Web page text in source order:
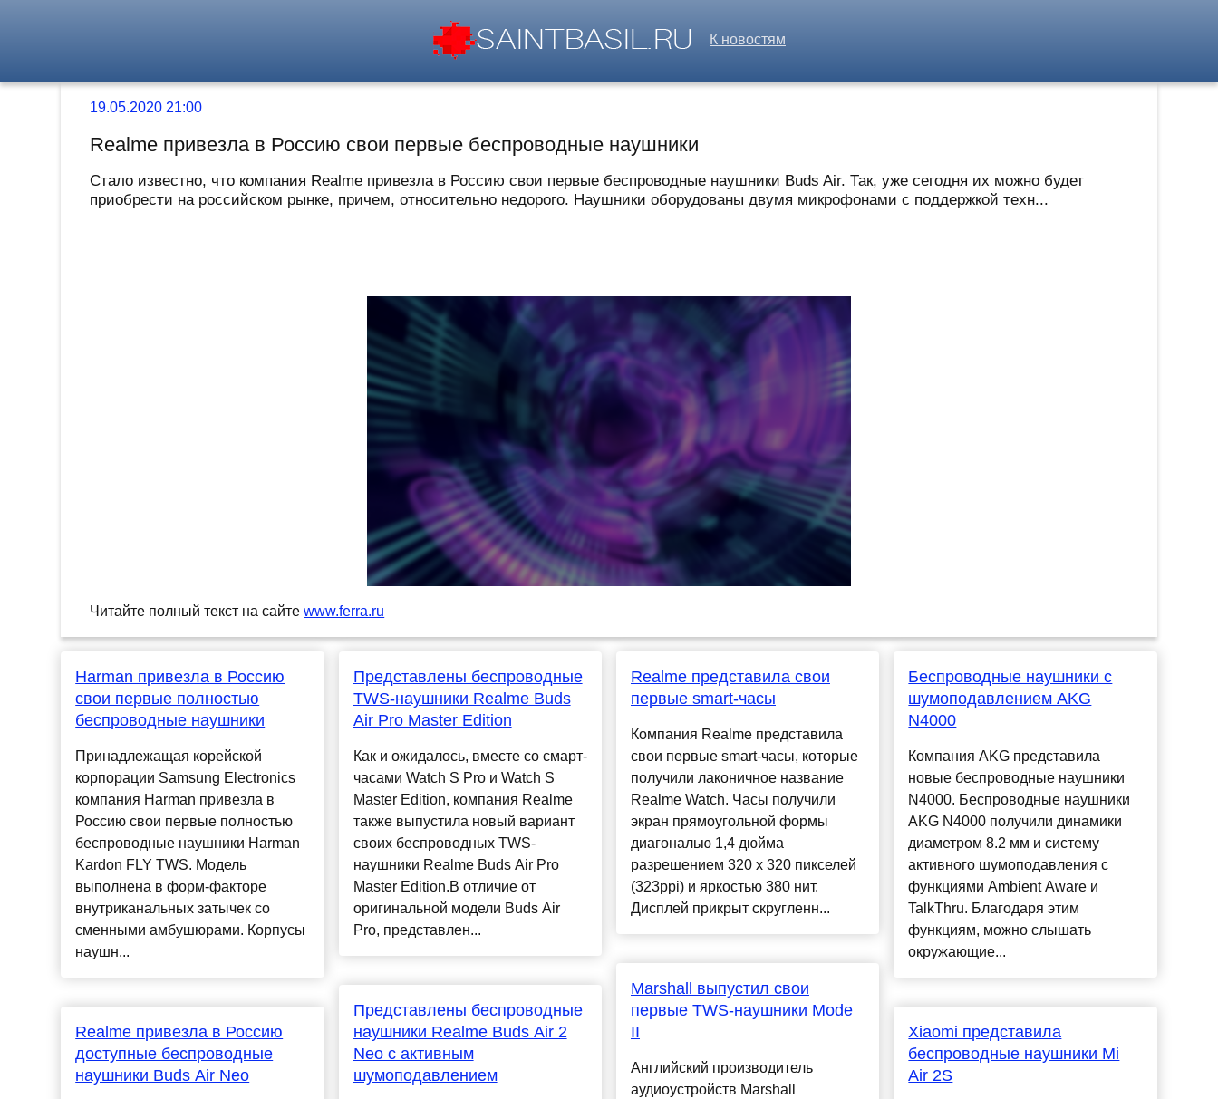
К новостям
19.05.2020 21:00
Realme привезла в Россию свои первые беспроводные наушники
Стало известно, что компания Realme привезла в Россию свои первые беспроводные наушники Buds Air. Так, уже сегодня их можно будет
приобрести на российском рынке, причем, относительно недорого. Наушники оборудованы двумя микрофонами с поддержкой техн...
Читайте полный текст на сайтеwww.ferra.ru
Harman привезла в Россию
свои первые полностью
беспроводные наушники
Принадлежащая корейской
корпорации Samsung Electronics
компания Harman привезла в
Россию свои первые полностью
беспроводные наушники Harman
Kardon FLY TWS. Модель
выполнена в форм-факторе
внутриканальных затычек со
сменными амбушюрами. Корпусы
наушн...
Realme привезла в Россию
доступные беспроводные
наушники Buds Air Neo
Представлены беспроводные
TWS-наушники Realme Buds
Air Pro Master Edition
Как и ожидалось, вместе со смарт-
часами Watch S Pro и Watch S
Master Edition, компания Realme
также выпустила новый вариант
своих беспроводных TWS-
наушники Realme Buds Air Pro
Master Edition.В отличие от
оригинальной модели Buds Air
Pro, представлен...
Представлены беспроводные
наушники Realme Buds Air 2
Neo с активным
шумоподавлением
Realme представила свои
первые smart-часы
Компания Realme представила
свои первые smart-часы, которые
получили лаконичное название
Realme Watch. Часы получили
экран прямоугольной формы
диагональю 1,4 дюйма
разрешением 320 х 320 пикселей
(323ppi) и яркостью 380 нит.
Дисплей прикрыт скругленн...
Marshall выпустил свои
первые TWS-наушники Mode
II
Английский производитель
аудиоустройств Marshall
Беспроводные наушники с
шумоподавлением AKG
N4000
Компания AKG представила
новые беспроводные наушники
N4000. Беспроводные наушники
AKG N4000 получили динамики
диаметром 8.2 мм и систему
активного шумоподавления с
функциями Ambient Aware и
TalkThru. Благодаря этим
функциям, можно слышать
окружающие...
Xiaomi представила
беспроводные наушники Mi
Air 2S